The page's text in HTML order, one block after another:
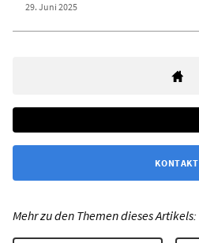
29. Juni 2025
KONTAKT
Mehr zu den Themen dieses Artikels: